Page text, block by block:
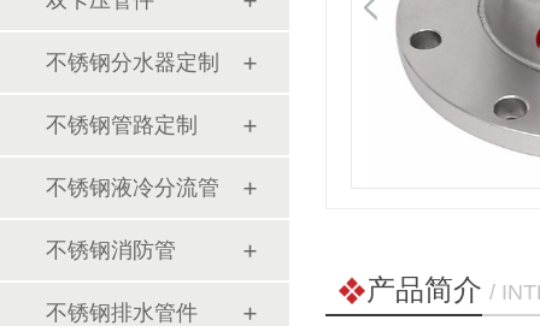
不锈钢分水器定制
不锈钢管路定制
不锈钢液冷分流管
不锈钢消防管
不锈钢排水管件
产品简介 /